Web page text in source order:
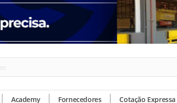
Academy Fornecedores Cotação Expressa